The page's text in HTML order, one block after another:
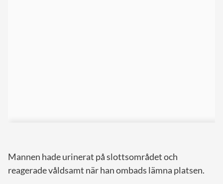
Mannen hade urinerat på slottsområdet och
reagerade våldsamt när han ombads lämna platsen.